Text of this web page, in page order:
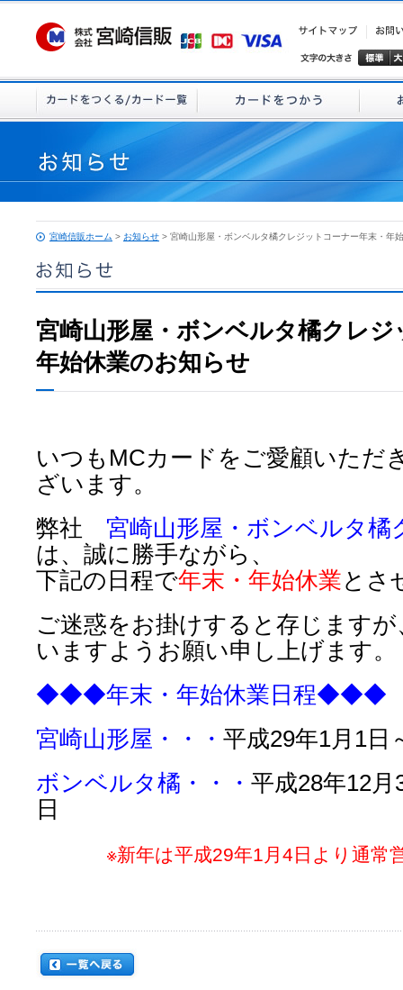
宮崎信販ホーム > お知らせ > 宮崎山形屋・ボンベルタ橘クレジットコーナー年末・年
宮崎山形屋・ボンベルタ橘クレ
年始休業のお知らせ
いつもMCカードをご愛顧いただ
ざいます。
弊社 宮崎山形屋・ボンベルタ
は、誠に勝手ながら、
下記の日程で年末・年始休業とさ
ご迷惑をお掛けすると存じます
いますようお願い申し上げます。
◆◆◆年末・年始休業日程◆◆◆
宮崎山形屋・・・ 平成29年1月1日
ボンベルタ橘・・・ 平成28年12月
日
※新年は平成29年1月4日より通常